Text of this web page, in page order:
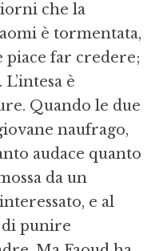
che la
è tormentata,
piace far credere;
è
Quando le due
naufrago,
audace quanto
da un
e al
di punire